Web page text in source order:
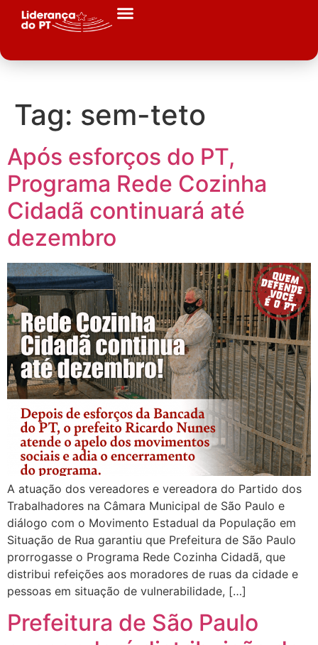
Tag: sem-teto
Após esforços do PT,
Programa Rede Cozinha
Cidadã continuará até
dezembro
A atuação dos vereadores e vereadora do Partido dos
Trabalhadores na Câmara Municipal de São Paulo e
diálogo com o Movimento Estadual da População em
Situação de Rua garantiu que Prefeitura de São Paulo
prorrogasse o Programa Rede Cozinha Cidadã, que
distribui refeições aos moradores de ruas da cidade e
pessoas em situação de vulnerabilidade, […]
Prefeitura de São Paulo